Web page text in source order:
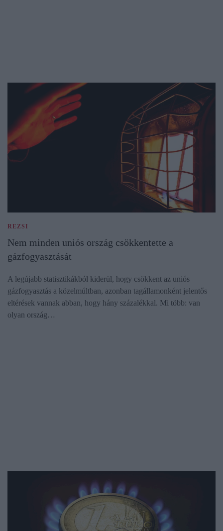
REZSI
Nem minden uniós ország csökkentette a
gázfogyasztását
A legújabb statisztikákból kiderül, hogy csökkent az uniós
gázfogyasztás a közelmúltban, azonban tagállamonként jelentős
eltérések vannak abban, hogy hány százalékkal. Mi több: van
olyan ország…